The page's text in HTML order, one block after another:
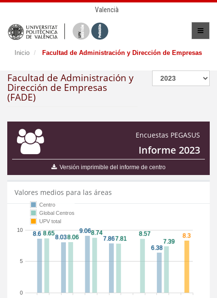
Valencià
Inicio Facultad de Administración y Dirección de Empresas
Facultad de Administración y
Dirección de Empresas
(FADE)
Encuestas PEGASUS
Informe 2023
Versión imprimible del informe de centro
Valores medios para las áreas
0
5
10
Centro
Global Centros
UPV total